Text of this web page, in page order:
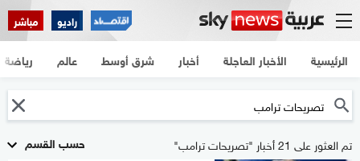
راديو مباشر
الرئيسية الأخبار العاجلة أخبار شرق أوسط عالم رياضة
حسب القسم تم العثور على 21 أخبار "تصريحات ترامب"